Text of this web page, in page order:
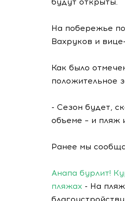
На побережье
Вахруков и
Как было
положительное
- Сезон будет,
объеме – и пляж
Ранее мы
Анапа бурлит!
пляжах - На